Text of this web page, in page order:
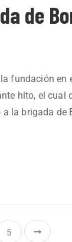
de
fundación en
hito, el cual
la brigada de
5